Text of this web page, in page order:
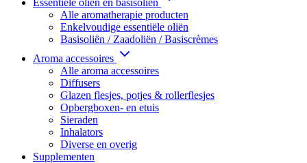
Alle aromatherapie producten
Enkelvoudige essentiële oliën
Basisoliën / Zaadoliën / Basiscrèmes
Aroma accessoires
Alle aroma accessoires
Diffusers
Glazen flesjes, potjes & rollerflesjes
Opbergboxen- en etuis
Sieraden
Inhalators
Diverse en overig
Supplementen